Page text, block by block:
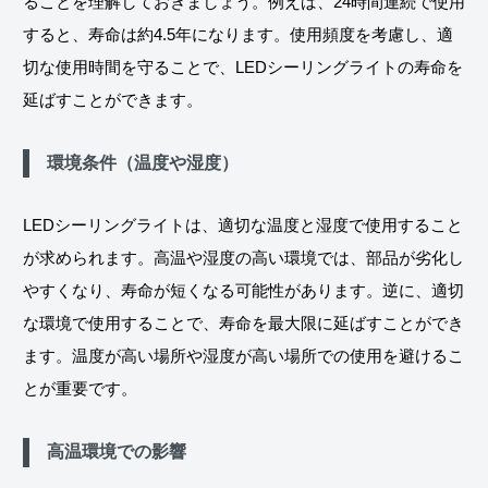
すると、寿命は約4.5年になります。使用頻度を考慮し、適
切な使用時間を守ることで、LEDシーリングライトの寿命を
延ばすことができます。
環境条件（温度や湿度）
LEDシーリングライトは、適切な温度と湿度で使用すること
が求められます。高温や湿度の高い環境では、部品が劣化し
やすくなり、寿命が短くなる可能性があります。逆に、適切
な環境で使用することで、寿命を最大限に延ばすことができ
ます。温度が高い場所や湿度が高い場所での使用を避けるこ
とが重要です。
高温環境での影響